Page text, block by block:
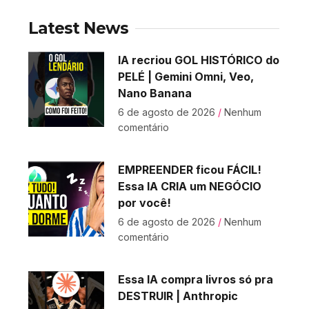
Latest News
IA recriou GOL HISTÓRICO do
PELÉ | Gemini Omni, Veo,
Nano Banana
6 de agosto de 2026 Nenhum
comentário
EMPREENDER ficou FÁCIL!
Essa IA CRIA um NEGÓCIO
por você!
6 de agosto de 2026 Nenhum
comentário
Essa IA compra livros só pra
DESTRUIR | Anthropic